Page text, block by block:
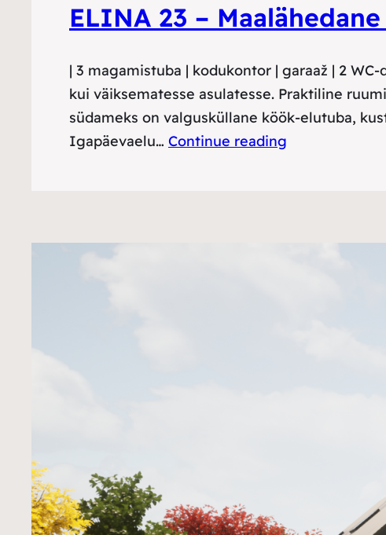
ELINA 23 –
| 3 magamistuba | kodukontor | garaaž | 2
kui väiksematesse asulatesse. Praktiline
südameks on valgusküllane köök-elutuba,
Igapäevaelu… Continue reading